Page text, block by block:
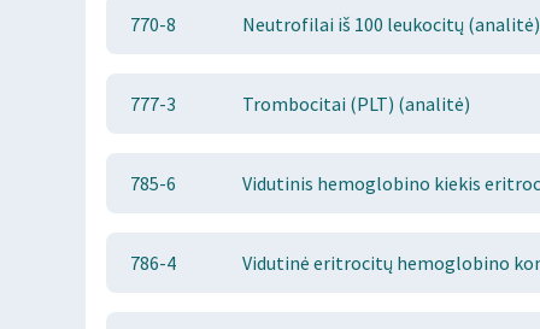
770-8 Neutrofilai iš 100 leukocitų (analitė)
777-3 Trombocitai (PLT) (analitė)
785-6 Vidutinis hemoglobino kiekis
786-4 Vidutinė eritrocitų hemoglobino